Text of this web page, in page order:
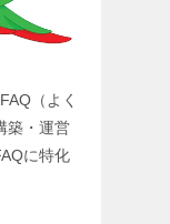
（よく
築・運営
に特化